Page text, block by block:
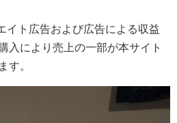
イト広告および広告による収益
入により売上の一部が本サイト
す。